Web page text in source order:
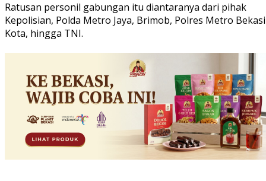
Ratusan personil gabungan itu diantaranya dari pihak
Kepolisian, Polda Metro Jaya, Brimob, Polres Metro Bekasi
Kota, hingga TNI.